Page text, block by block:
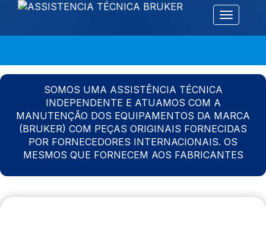
Alternar
SOMOS UMA ASSISTÊNCIA TÉCNICA
INDEPENDENTE E ATUAMOS COM A
MANUTENÇÃO DOS EQUIPAMENTOS DA MARCA
(BRUKER) COM PEÇAS ORIGINAIS FORNECIDAS
POR FORNECEDORES INTERNACIONAIS. OS
MESMOS QUE FORNECEM AOS FABRICANTES